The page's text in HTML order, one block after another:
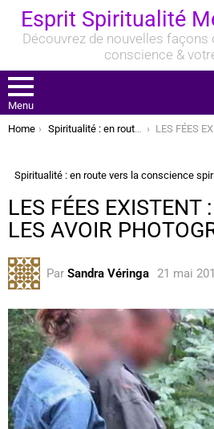
Esprit Spiritualité
Découvrez de nouvelles façons
conscience &
Menu
You are here:
Home Spiritualité : en route vers la conscience spirituelle LES FÉES EXISTENT : IL ASSURE LES
Spiritualité : en route vers la conscience
LES FÉES EXISTENT
LES AVOIR
Par Sandra Véringa 21 mai